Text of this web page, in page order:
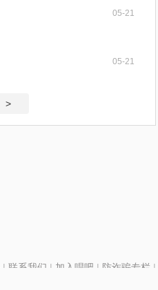
05-21
05-21
>
| 联系我们 | 加入唱吧 | 防诈骗专栏 |